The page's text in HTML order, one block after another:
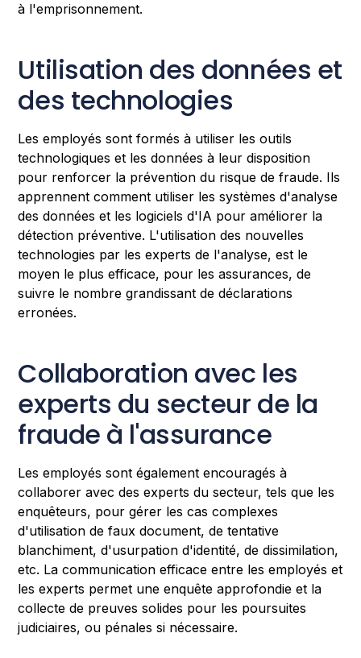
à l'emprisonnement.
Utilisation des données et
des technologies
Les employés sont formés à utiliser les outils
technologiques et les données à leur disposition
pour renforcer la prévention du risque de fraude. Ils
apprennent comment utiliser les systèmes d'analyse
des données et les logiciels d'IA pour améliorer la
détection préventive. L'utilisation des nouvelles
technologies par les experts de l'analyse, est le
moyen le plus efficace, pour les assurances, de
suivre le nombre grandissant de déclarations
erronées.
Collaboration avec les
experts du secteur de la
fraude à l'assurance
Les employés sont également encouragés à
collaborer avec des experts du secteur, tels que les
enquêteurs, pour gérer les cas complexes
d'utilisation de faux document, de tentative
blanchiment, d'usurpation d'identité, de dissimilation,
etc. La communication efficace entre les employés et
les experts permet une enquête approfondie et la
collecte de preuves solides pour les poursuites
judiciaires, ou pénales si nécessaire.